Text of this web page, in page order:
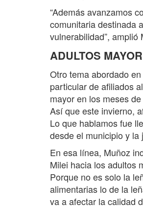
“Además avanzamos
comunitaria destinada
vulnerabilidad”, amplió
ADULTOS
Otro tema abordado
particular de afiliados
mayor en los meses
Así que este invierno,
Lo que hablamos fue
desde el municipio y la
En esa línea, Muñoz
Milei hacia los adultos
Porque no es solo la
alimentarias lo de la
va a afectar la calidad